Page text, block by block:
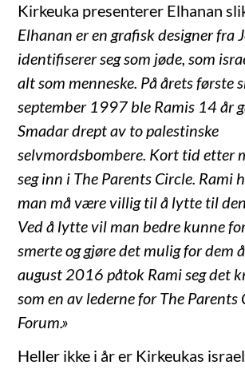
Kirkeuka presenterer Elhanan
Elhanan er en grafisk designer fra
identifiserer seg som jøde, som
alt som menneske. På årets første
september 1997 ble Ramis 14 år
Smadar drept av to palestinske
selvmordsbombere. Kort tid etter
seg inn i The Parents Circle. Rami
man må være villig til å lytte til
Ved å lytte vil man bedre kunne
smerte og gjøre det mulig for dem
august 2016 påtok Rami seg det
som en av lederne for The Parents
Forum.»
Heller ikke i år er Kirkeukas